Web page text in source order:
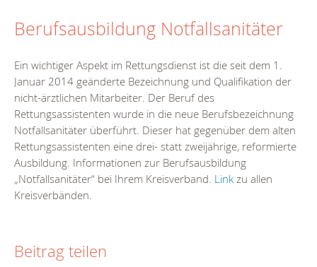
Berufsausbildung Notfallsanitäter
Ein wichtiger Aspekt im Rettungsdienst ist die seit dem 1.
Januar 2014 geänderte Bezeichnung und Qualifikation der
nicht-ärztlichen Mitarbeiter. Der Beruf des
Rettungsassistenten wurde in die neue Berufsbezeichnung
Notfallsanitäter überführt. Dieser hat gegenüber dem alten
Rettungsassistenten eine drei- statt zweijährige, reformierte
Ausbildung. Informationen zur Berufsausbildung
„Notfallsanitäter“ bei Ihrem Kreisverband. Link zu allen
Kreisverbänden.
Beitrag teilen